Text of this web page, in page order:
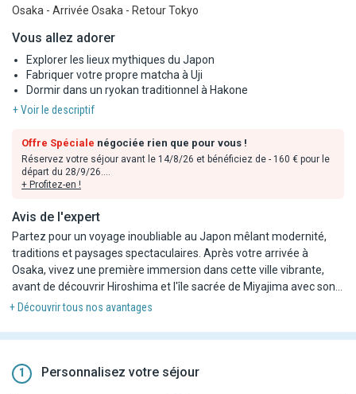
Osaka - Arrivée Osaka - Retour Tokyo
Vous allez adorer
Explorer les lieux mythiques du Japon
Fabriquer votre propre matcha à Uji
Dormir dans un ryokan traditionnel à Hakone
+ Voir le descriptif
Offre Spéciale négociée rien que pour vous !
Réservez votre séjour avant le 14/8/26 et bénéficiez de - 160 € pour le
départ du 28/9/26.
départ du 26/10/26.
Remises déjà incluses dans les tarifs en ligne, valables dans la limite
des stocks disponibles et non cumulables avec toute autre offre ou
+ Profitez-en !
Avis de l'expert
Partez pour un voyage inoubliable au Japon mêlant modernité,
traditions et paysages spectaculaires. Après votre arrivée à
Osaka, vivez une première immersion dans cette ville vibrante,
avant de découvrir Hiroshima et l'île sacrée de Miyajima avec son
célèbre torii flottant. Poursuivez vers Nara, ancienne capitale
authentique à Uji autour du matcha et découvrirez l'art ancestral
des sabres à Seki. En route vers Hakone, profitez de paysages
+ Découvrir tous nos avantages
1 Personnalisez votre séjour